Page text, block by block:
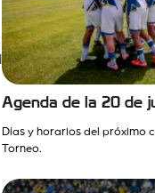
Agenda de la 20 de
Días y horarios del próximo
Torneo.